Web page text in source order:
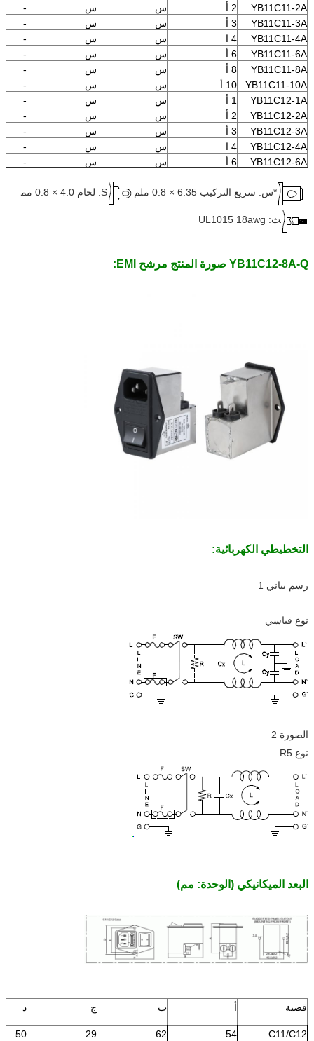
YB11C11-2A 2 أ س س
-
YB11C11-3A
3 أ س س
-
YB11C11-4A
4 ا س س
-
YB11C11-6A
6 أ س س
-
YB11C11-8A
8 أ س س
-
YB11C11-10A
10 أ س س
-
YB11C12-1A
1 أ س س
-
YB11C12-2A
2 أ س س
-
YB11C12-3A
3 أ س س
-
YB11C12-4A
4 ا س س
-
YB11C12-6A
6 أ س س
-
YB11C12-10A
10 أ س س - *س: سريع التركيب 6.35 × 0.8 ملم S: لحام 4.0 × 0.8 مم
ث: UL1015 18awg
YB11C12-8A-Q صورة المنتج مرشح EMI:
التخطيطي الكهربائية:
رسم بياني 1
نوع قياسي
الصورة 2
نوع R5
البعد الميكانيكي (الوحدة: مم)
قضية أ ب ج د
C11/C12
54
62
29
50